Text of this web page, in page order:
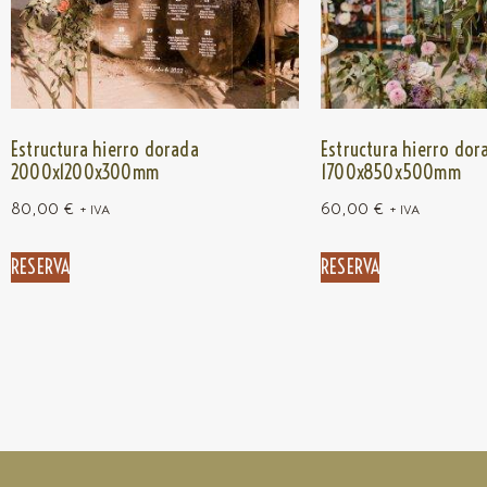
Estructura hierro dorada
2000x1200x300mm
80,00 € + IVA
RESERVA
Estructura hierro
1700x850x500mm
60,00 € + IVA
RESERVA